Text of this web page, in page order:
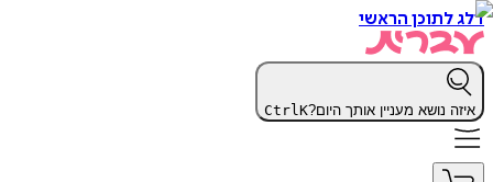
דלג לתוכן הראשי
איזה נושא מעניין אותך היום? CtrlK